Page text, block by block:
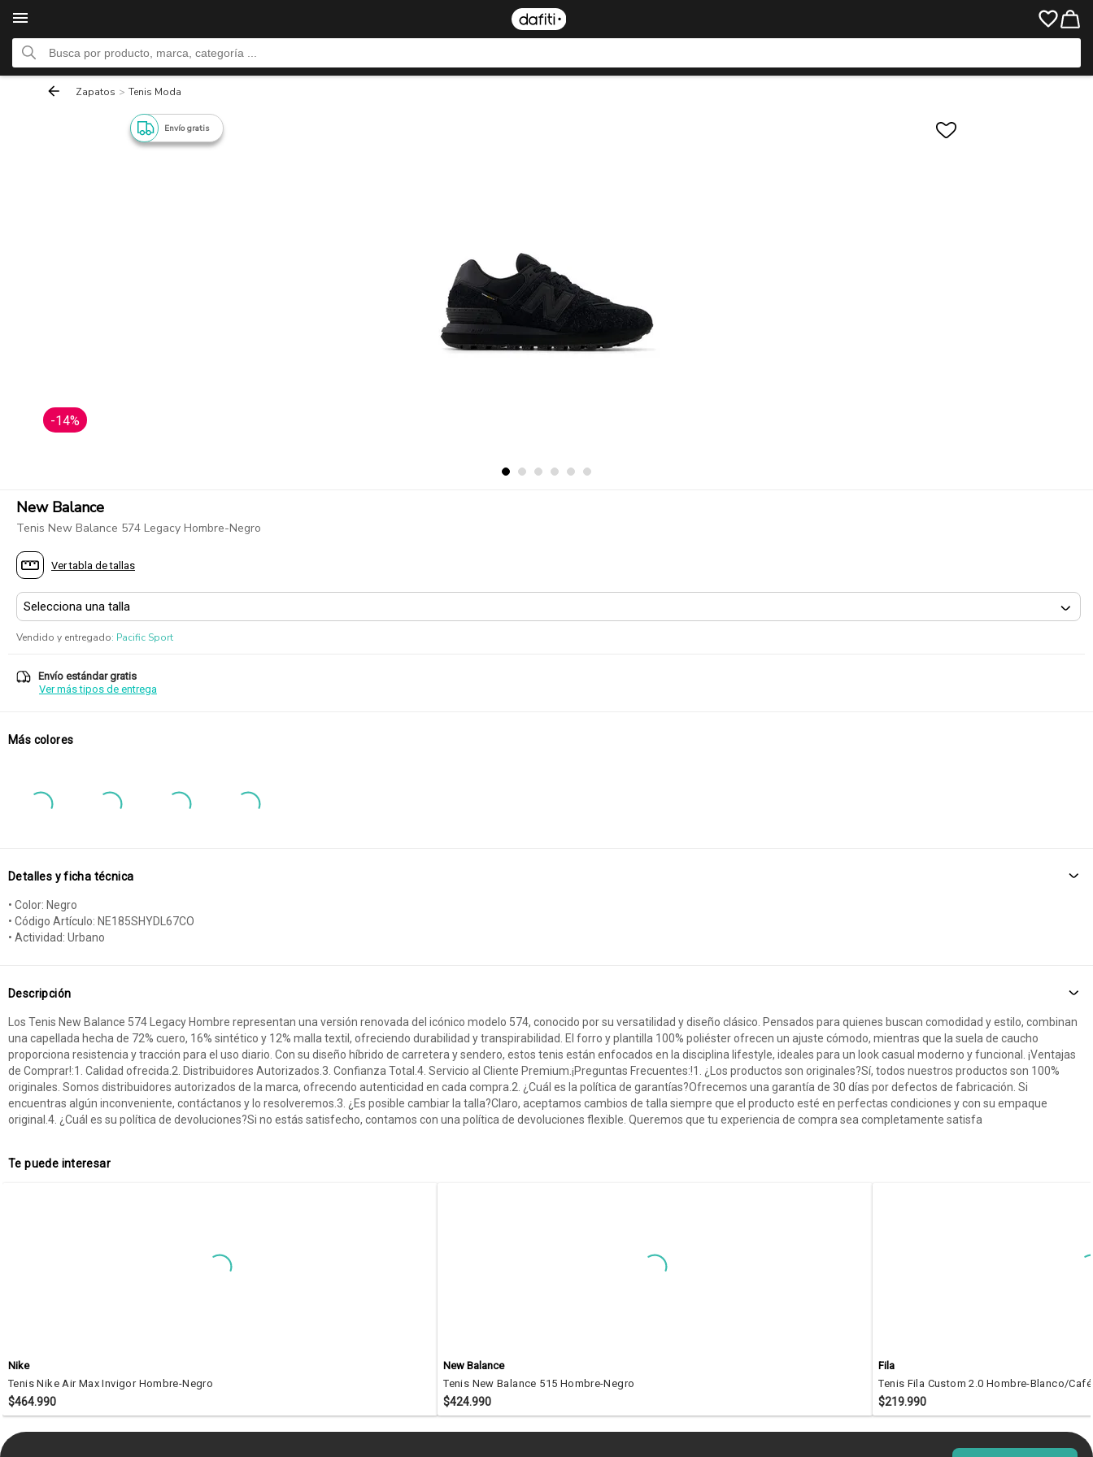
Zapatos > Tenis Moda
Envío gratis
-14%
New Balance
Tenis New Balance 574 Legacy Hombre-Negro
Ver tabla de tallas
Vendido y entregado: Pacific Sport
Envío estándar gratis
Ver más tipos de entrega
Más colores
Detalles y ficha técnica
• Color: Negro
• Código Artículo: NE185SHYDL67CO
• Actividad: Urbano
Descripción
Los Tenis New Balance 574 Legacy Hombre representan una versión renovada del icónico modelo 574, conocido por su versatilidad y diseño clásico. Pensados para quienes buscan comodidad y estilo, combinan
una capellada hecha de 72% cuero, 16% sintético y 12% malla textil, ofreciendo durabilidad y transpirabilidad. El forro y plantilla 100% poliéster ofrecen un ajuste cómodo, mientras que la suela de caucho
proporciona resistencia y tracción para el uso diario. Con su diseño híbrido de carretera y sendero, estos tenis están enfocados en la disciplina lifestyle, ideales para un look casual moderno y funcional. ¡Ventajas
de Comprar!:1. Calidad ofrecida.2. Distribuidores Autorizados.3. Confianza Total.4. Servicio al Cliente Premium.¡Preguntas Frecuentes:!1. ¿Los productos son originales?Sí, todos nuestros productos son 100%
originales. Somos distribuidores autorizados de la marca, ofrecendo autenticidad en cada compra.2. ¿Cuál es la política de garantías?Ofrecemos una garantía de 30 días por defectos de fabricación. Si
encuentras algún inconveniente, contáctanos y lo resolveremos.3. ¿Es posible cambiar la talla?Claro, aceptamos cambios de talla siempre que el producto esté en perfectas condiciones y con su empaque
original.4. ¿Cuál es su política de devoluciones?Si no estás satisfecho, contamos con una política de devoluciones flexible. Queremos que tu experiencia de compra sea completamente satisfa
Te puede interesar
Nike
Tenis Nike Air Max Invigor Hombre-Negro
$464.990
New Balance
Tenis New Balance 515 Hombre-Negro
$424.990
Fila
Tenis Fila Custom 2.0 Hombre-Blanco/Café
$219.990